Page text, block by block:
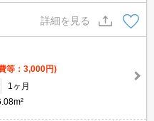
洗浄便座付き。オートロック。
詳細を見る
等：3,000円)
1ヶ月